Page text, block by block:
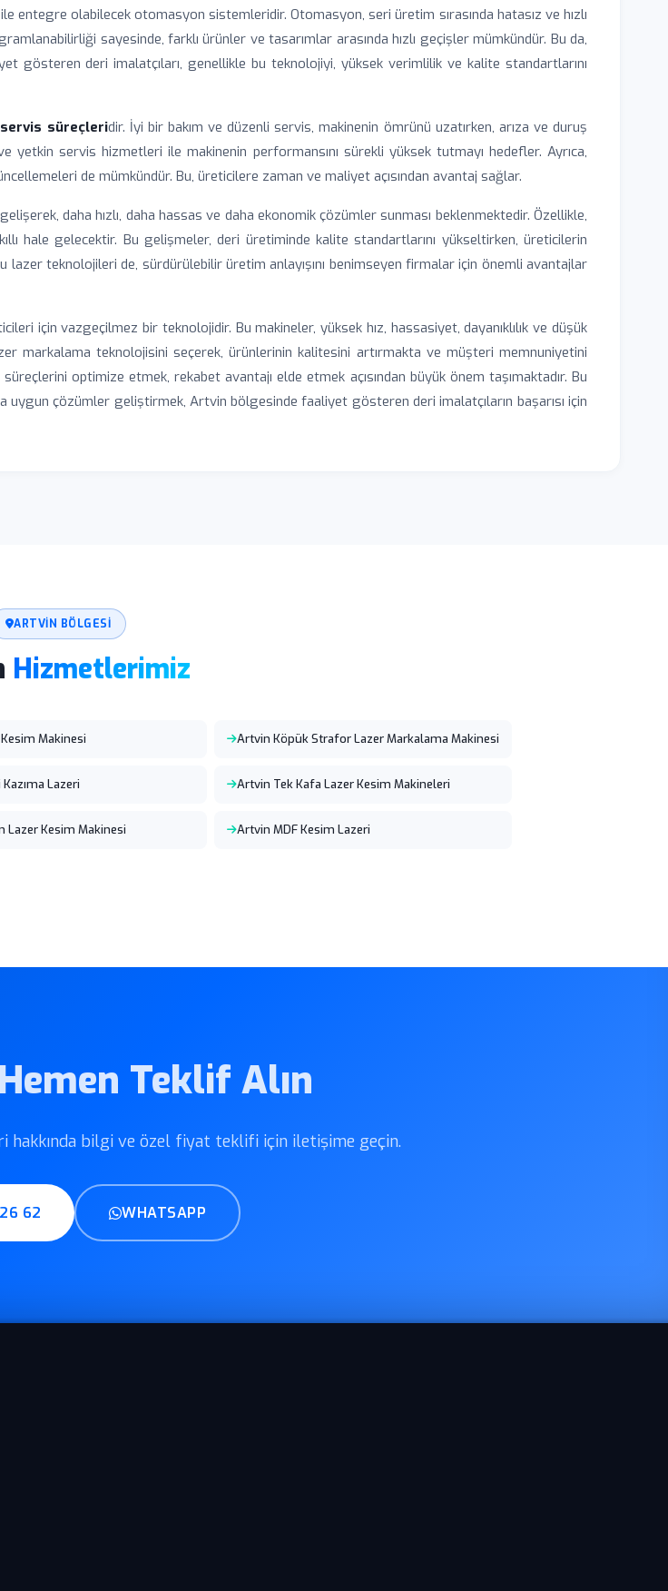
ile entegre olabilecek otomasyon sistemleridir. Otomasyon, seri üretim sırasında hatasız ve hızlı
sayesinde, farklı ürünler ve tasarımlar arasında hızlı geçişler mümkündür. Bu da,
deri imalatçıları, genellikle bu teknolojiyi, yüksek verimlilik ve kalite standartlarını
süreçleridir. İyi bir bakım ve düzenli servis, makinenin ömrünü uzatırken, arıza ve duruş
servis hizmetleri ile makinenin performansını sürekli yüksek tutmayı hedefler. Ayrıca,
de mümkündür. Bu, üreticilere zaman ve maliyet açısından avantaj sağlar.
daha hızlı, daha hassas ve daha ekonomik çözümler sunması beklenmektedir. Özellikle,
hale gelecektir. Bu gelişmeler, deri üretiminde kalite standartlarını yükseltirken, üreticilerin
teknolojileri de, sürdürülebilir üretim anlayışını benimseyen firmalar için önemli avantajlar
için vazgeçilmez bir teknolojidir. Bu makineler, yüksek hız, hassasiyet, dayanıklılık ve düşük
markalama teknolojisini seçerek, ürünlerinin kalitesini artırmakta ve müşteri memnuniyetini
optimize etmek, rekabet avantajı elde etmek açısından büyük önem taşımaktadır. Bu
çözümler geliştirmek, Artvin bölgesinde faaliyet gösteren deri imalatçıların başarısı için
ARTVIN BÖLGESI
Hizmetlerimiz
Makinesi Artvin Köpük Strafor Lazer Markalama Makinesi
Lazeri Artvin Tek Kafa Lazer Kesim Makineleri
Lazer Kesim Makinesi Artvin MDF Kesim Lazeri
Hemen Teklif Alın
hakkında bilgi ve özel fiyat teklifi için iletişime geçin.
62 WHATSAPP